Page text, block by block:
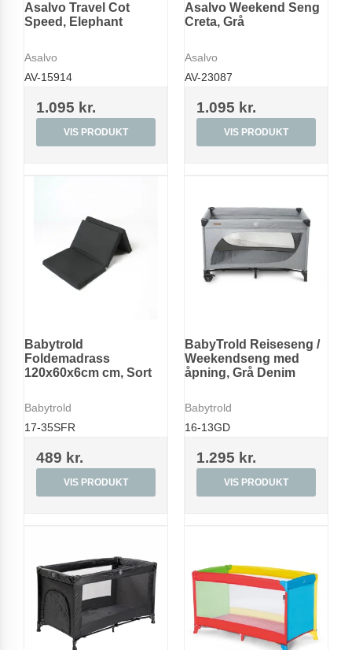
Asalvo Travel Cot
Speed, Elephant
Asalvo
AV-15914
1.095 kr.
VIS PRODUKT
Asalvo Weekend Seng
Creta, Grå
Asalvo
AV-23087
1.095 kr.
VIS PRODUKT
Babytrold
Foldemadrass
120x60x6cm cm, Sort
Babytrold
17-35SFR
489 kr.
VIS PRODUKT
BabyTrold Reiseseng /
Weekendseng med
åpning, Grå Denim
Babytrold
16-13GD
1.295 kr.
VIS PRODUKT